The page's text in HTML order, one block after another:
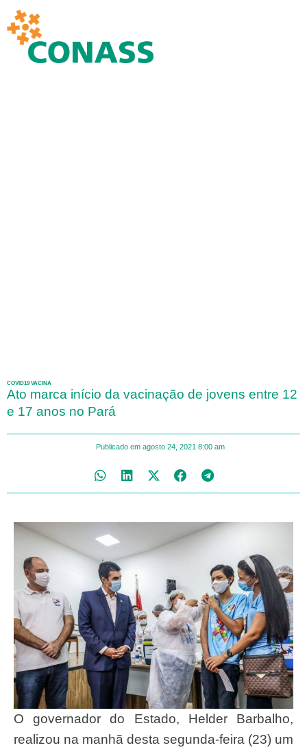
COVID19 VACINA
Ato marca início da vacinação de jovens entre 12
e 17 anos no Pará
Publicado em agosto 24, 2021 8:00 am
O governador do Estado, Helder Barbalho,
realizou na manhã desta segunda-feira (23) um